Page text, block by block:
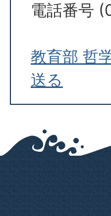
電話番号
教育部 哲
送る